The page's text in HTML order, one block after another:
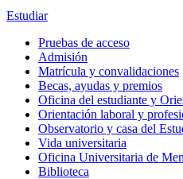
Estudiar
Pruebas de acceso
Admisión
Matrícula y convalidaciones
Becas, ayudas y premios
Oficina del estudiante y
Orientación laboral y
Observatorio y casa del
Vida universitaria
Oficina Universitaria de
Biblioteca